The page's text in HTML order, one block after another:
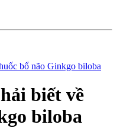
bổ não Ginkgo biloba
biết về
biloba